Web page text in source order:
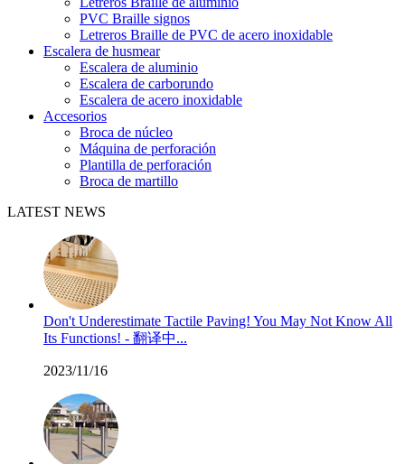
PVC Braille signos
Letreros Braille de PVC de acero inoxidable
Escalera de husmear
Escalera de aluminio
Escalera de carborundo
Escalera de acero inoxidable
Accesorios
Broca de núcleo
Máquina de perforación
Plantilla de perforación
Broca de martillo
LATEST NEWS
Don't Underestimate Tactile Paving! You May Not Know All
Its Functions! - 翻译中...
2023/11/16